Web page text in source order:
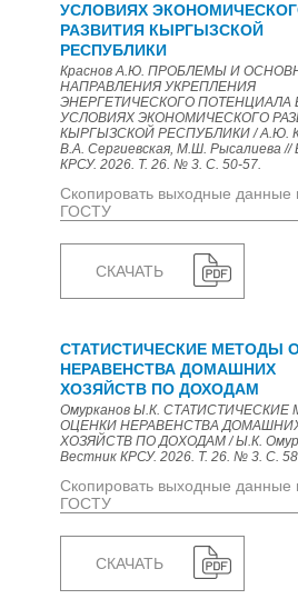
УСЛОВИЯХ
РАЗВИТИЯ КЫРГЫЗСКОЙ
РЕСПУБЛИКИ
Краснов А.Ю. ПРОБЛЕМЫ И
НАПРАВЛЕНИЯ УКРЕПЛЕНИЯ
ЭНЕРГЕТИЧЕСКОГО ПОТЕНЦИАЛА
УСЛОВИЯХ ЭКОНОМИЧЕСКОГО
КЫРГЫЗСКОЙ РЕСПУБЛИКИ / А.Ю.
В.А. Сергиевская, М.Ш. Рысалиева //
КРСУ. 2026. Т. 26. № 3. С. 50-57.
Скопировать выходные данные
ГОСТУ
СКАЧАТЬ
СТАТИСТИЧЕСКИЕ МЕТОДЫ
НЕРАВЕНСТВА ДОМАШНИХ
ХОЗЯЙСТВ ПО ДОХОДАМ
Омурканов Ы.К.
ОЦЕНКИ НЕРАВЕНСТВА
ХОЗЯЙСТВ ПО ДОХОДАМ / Ы.К.
Вестник КРСУ. 2026. Т. 26. № 3. С.
Скопировать выходные данные
ГОСТУ
СКАЧАТЬ